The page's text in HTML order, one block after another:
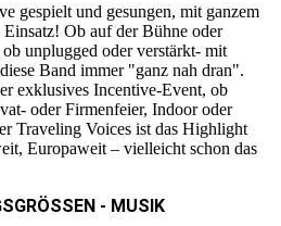
gespielt und gesungen, mit ganzem
Ob auf der Bühne oder
unplugged oder verstärkt- mit
Band immer "ganz nah dran".
exklusives Incentive-Event, ob
oder Firmenfeier, Indoor oder
Traveling Voices ist das Highlight
Europaweit – vielleicht schon das
- MUSIK